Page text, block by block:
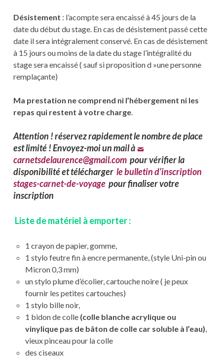
Désistement : l’acompte sera encaissé à 45 jours de la
date du début du stage. En cas de désistement passé cette
date il sera intégralement conservé. En cas de désistement
à 15 jours ou moins de la date du stage l’intégralité du
stage sera encaissé ( sauf si proposition d »une personne
remplaçante)
Ma prestation ne comprend ni l’hébergement ni les
repas qui restent à votre charge.
Attention ! réservez rapidement le nombre de place
est limité ! Envoyez-moi un mail à
carnetsdelaurence@gmail.compour vérifier la
disponibilité et télécharger le bulletin d’inscription
stages-carnet-de-voyage pour finaliser votre
inscription
Liste de matériel à emporter :
1 crayon de papier, gomme,
1 stylo feutre fin à encre permanente, (style Uni-pin ou
Micron 0,3 mm)
un stylo plume d’écolier, cartouche noire ( je peux
fournir les petites cartouches)
1 stylo bille noir,
1 bidon de colle (colle blanche acrylique ou
vinylique pas de bâton de colle car soluble à l’eau),
vieux pinceau pour la colle
des ciseaux